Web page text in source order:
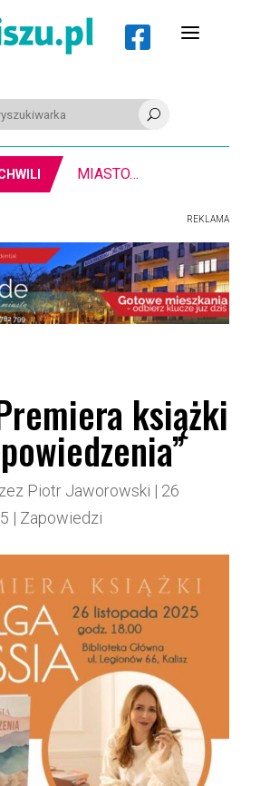
 a
U
8-11.8. Warsztaty pisania ikon w Pałacu Lipskich
REKLAMA
książki
Piotr Jaworowski | 26
| Zapowiedzi